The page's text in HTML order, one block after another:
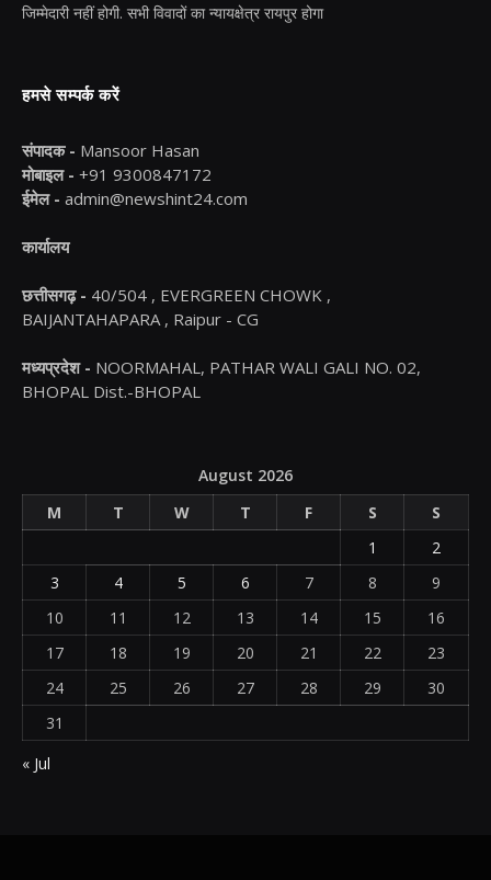
जिम्मेदारी नहीं होगी. सभी विवादों का न्यायक्षेत्र रायपुर होगा
हमसे सम्पर्क करें
संपादक - Mansoor Hasan
मोबाइल - +91 9300847172
ईमेल - admin@newshint24.com
कार्यालय
छत्तीसगढ़ - 40/504 , EVERGREEN CHOWK ,
BAIJANTAHAPARA , Raipur - CG
मध्यप्रदेश - NOORMAHAL, PATHAR WALI GALI NO. 02,
BHOPAL Dist.-BHOPAL
August 2026
M
T W T F S
S
1
2
3
4 5 6 7 8
9
10
11 12 13 14 15
16
17
18 19 20 21 22
23
24
25 26 27 28 29
30
31
« Jul